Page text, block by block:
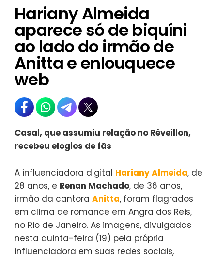
Hariany Almeida
aparece só de biquíni
ao lado do irmão de
Anitta e enlouquece
web
Casal, que assumiu relação no Réveillon,
recebeu elogios de fãs
A influenciadora digital Hariany Almeida, de
28 anos, e Renan Machado, de 36 anos,
irmão da cantora Anitta, foram flagrados
em clima de romance em Angra dos Reis,
no Rio de Janeiro. As imagens, divulgadas
nesta quinta-feira (19) pela própria
influenciadora em suas redes sociais,